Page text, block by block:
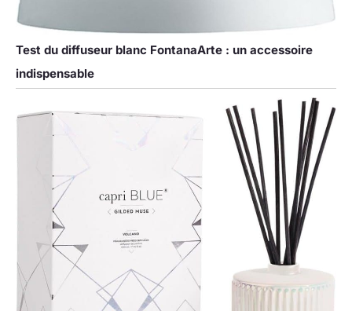
Test du diffuseur blanc FontanaArte : un accessoire
indispensable